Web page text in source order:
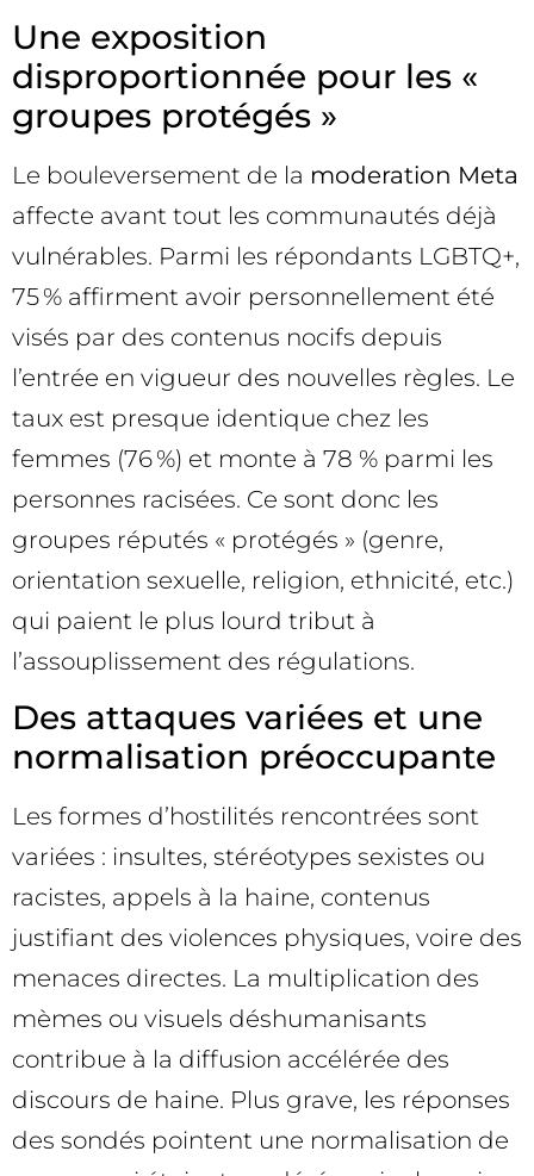
Une exposition
disproportionnée pour les «
groupes protégés »
Le bouleversement de la moderation Meta
affecte avant tout les communautés déjà
vulnérables. Parmi les répondants LGBTQ+,
75 % affirment avoir personnellement été
visés par des contenus nocifs depuis
l’entrée en vigueur des nouvelles règles. Le
taux est presque identique chez les
femmes (76 %) et monte à 78 % parmi les
personnes racisées. Ce sont donc les
groupes réputés « protégés » (genre,
orientation sexuelle, religion, ethnicité, etc.)
qui paient le plus lourd tribut à
l’assouplissement des régulations.
Des attaques variées et une
normalisation préoccupante
Les formes d’hostilités rencontrées sont
variées : insultes, stéréotypes sexistes ou
racistes, appels à la haine, contenus
justifiant des violences physiques, voire des
menaces directes. La multiplication des
mèmes ou visuels déshumanisants
contribue à la diffusion accélérée des
discours de haine. Plus grave, les réponses
des sondés pointent une normalisation de